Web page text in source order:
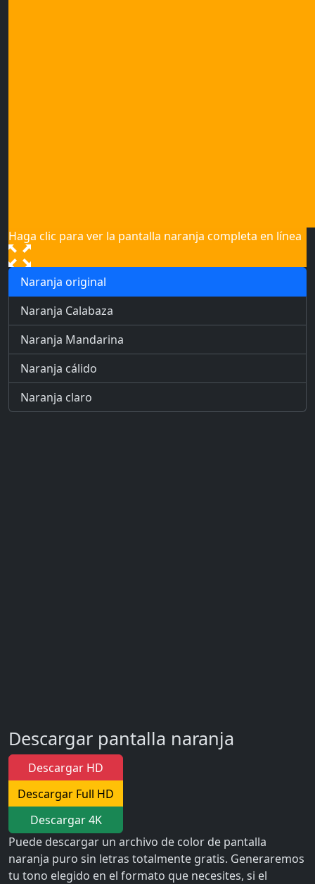
Haga clic para ver la pantalla naranja completa en línea
Naranja original
Naranja Calabaza
Naranja Mandarina
Naranja cálido
Naranja claro
Descargar pantalla naranja
Descargar HD
Descargar Full HD
Descargar 4K
Puede descargar un archivo de color de pantalla
naranja puro sin letras totalmente gratis. Generaremos
tu tono elegido en el formato que necesites, si el